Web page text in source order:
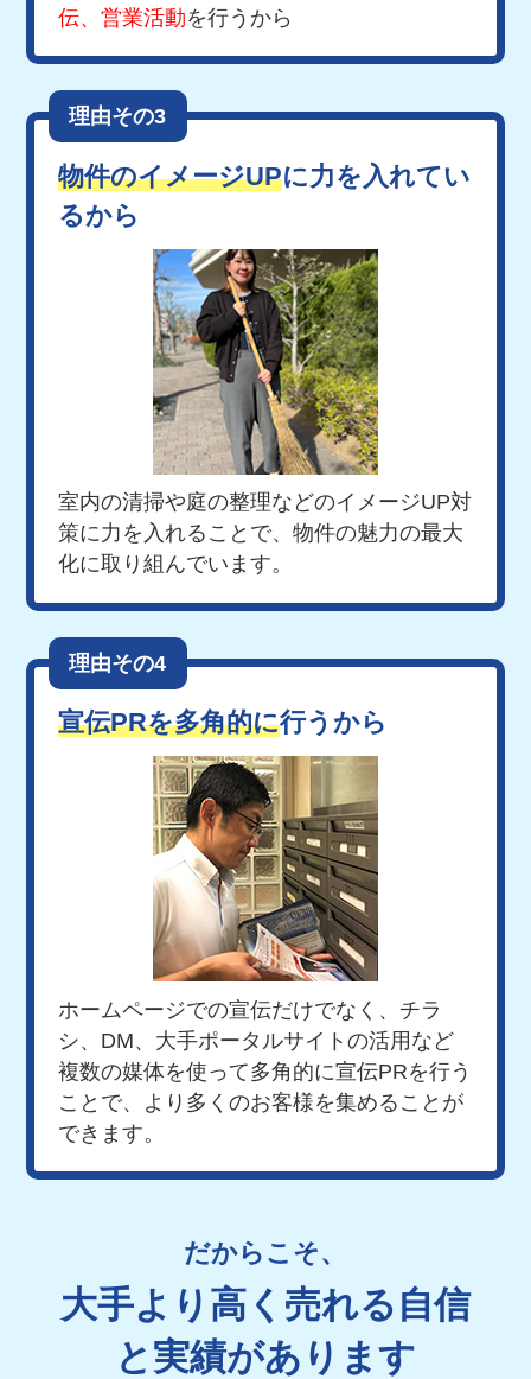
伝、営業活動を行うから
理由その3
物件のイメージUPに力を入れてい
るから
室内の清掃や庭の整理などのイメージUP対
策に力を入れることで、物件の魅力の最大
化に取り組んでいます。
理由その4
宣伝PRを多角的に行うから
ホームページでの宣伝だけでなく、チラ
シ、 DM、大手ポータルサイトの活用など
複数の媒体を使って多角的に宣伝PRを行う
ことで、
より多くのお客様を集めることが
できます。
だからこそ、
大手より高く売れる自信
と実績があります